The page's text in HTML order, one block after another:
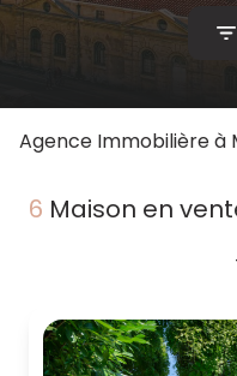
Notre
Contact
Agence Immobilière à
6 Maison en